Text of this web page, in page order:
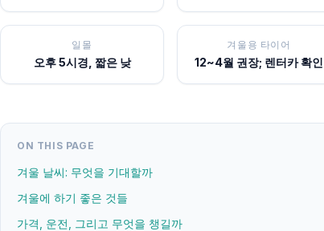
일몰
오후 5시경, 짧은 낮
겨울용 타이어
12~4월 권장; 렌터카 확인
ON THIS PAGE
겨울 날씨: 무엇을 기대할까
겨울에 하기 좋은 것들
가격, 운전, 그리고 무엇을 챙길까